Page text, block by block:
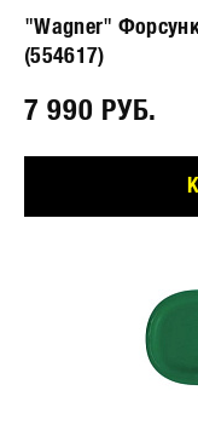
"Wagner"
(554617)
7 990 РУБ.⠀